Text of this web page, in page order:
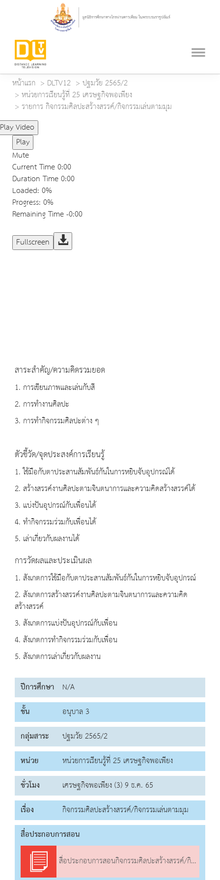
หน้าแรก DLTV12
ปฐมวัย 2565/2
หน่วยการเรียนรู้ที่ 25 เศรษฐกิจพอเพียง
รายการ กิจกรรมศิลปะสร้างสรรค์/กิจกรรมเล่นตามมุม
Play Video
Play
Mute
Current Time0:00
Duration Time0:00
Loaded: 0%
Progress: 0%
Remaining Time-0:00
Fullscreen
สาระสำคัญ/ความคิดรวมยอด
1. การเขียนภาพและเล่นกับสี
2. การทำงานศิลปะ
3. การทำกิจกรรมศิลปะต่าง ๆ
ตัวชี้วัด/จุดประสงค์การเรียนรู้
1. ใช้มือกับตาประสานสัมพันธ์กันในการหยิบจับอุปกรณ์ได้
2. สร้างสรรค์งานศิลปะตามจินตนาการและความคิดสร้างสรรค์ได้
3. แบ่งปันอุปกรณ์กับเพื่อนได้
4. ทำกิจกรรมร่วมกับเพื่อนได้
5. เล่าเกี่ยวกับผลงานได้
การวัดผลและประเมินผล
1. สังเกตการใช้มือกับตาประสานสัมพันธ์กันในการหยิบจับอุปกรณ์
2. สังเกตการสร้างสรรค์งานศิลปะตามจินตนาการและความคิด
สร้างสรรค์
3. สังเกตการแบ่งปันอุปกรณ์กับเพื่อน
4. สังเกตการทำกิจกรรมร่วมกับเพื่อน
5. สังเกตการเล่าเกี่ยวกับผลงาน
ปีการศึกษา N/A
ชั้น
อนุบาล 3
กลุ่มสาระ
ปฐมวัย 2565/2
หน่วย
หน่วยการเรียนรู้ที่ 25 เศรษฐกิจพอเพียง
ชั่วโมง
เศรษฐกิจพอเพียง (3) 9 ธ.ค. 65
เรื่อง
กิจกรรมศิลปะสร้างสรรค์/กิจกรรมเล่นตามมุม
สื่อประกอบการสอน
สื่อประกอบการสอนกิจกรรมศิลปะสร้างสรรค์/กิจกรรมเล่นตามมุม